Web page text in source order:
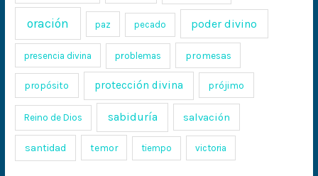
oración paz pecado poder divino
presencia divina problemas promesas
propósito protección divina prójimo
Reino de Dios sabiduría salvación
santidad temor tiempo victoria